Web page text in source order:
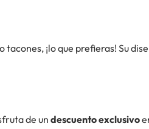
¡lo que prefieras! Su
de un descuento exclusivo